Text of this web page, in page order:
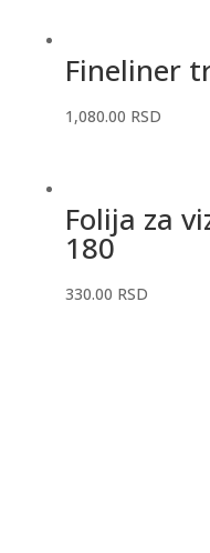
Fineliner
1,080.00 RSD
Folija za
180
330.00 RSD